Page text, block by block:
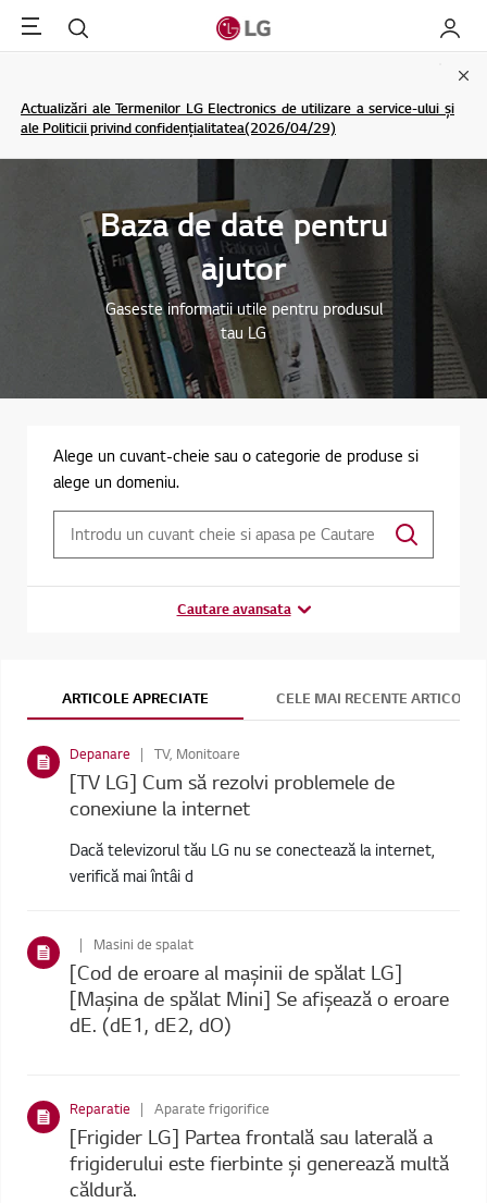
Menu Cautare My LG
Actualizări ale Termenilor LG Electronics de utilizare a service-ului și
ale Politicii privind confidențialitatea(2026/04/29)
Baza de date pentru
ajutor
Gaseste informatii utile pentru produsul
tau LG
Alege un cuvant-cheie sau o categorie de produse si
alege un domeniu.
Cautare avansata
ARTICOLE APRECIATE CELE MAI RECENTE ARTICOLE
Depanare TV, Monitoare
[TV LG] Cum să rezolvi problemele de
conexiune la internet
Dacă televizorul tău LG nu se conectează la internet,
verifică mai întâi d
Masini de spalat
[Cod de eroare al mașinii de spălat LG]
[Mașina de spălat Mini] Se afișează o eroare
dE. (dE1, dE2, dO)
Reparatie Aparate frigorifice
[Frigider LG] Partea frontală sau laterală a
frigiderului este fierbinte și generează multă
căldură.